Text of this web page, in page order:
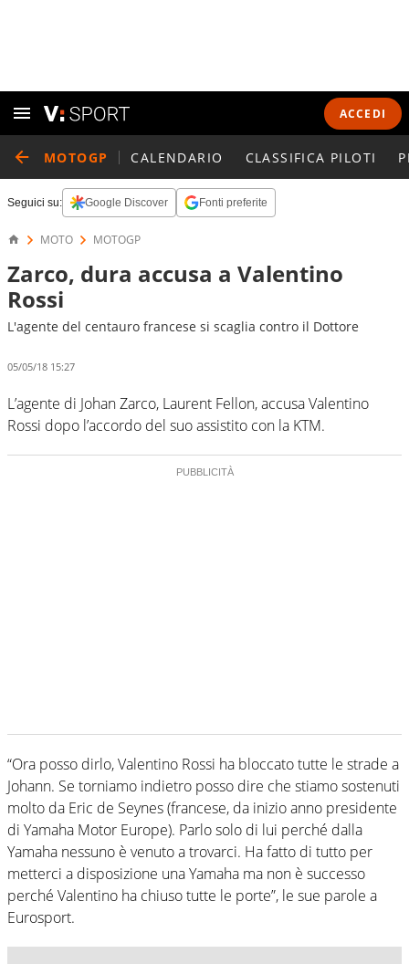
ACCEDI
MOTOGP CALENDARIO CLASSIFICA PILOTI
Seguici su: Google Discover Fonti preferite
MOTO MOTOGP
Zarco, dura accusa a Valentino
Rossi
L'agente del centauro francese si scaglia contro il Dottore
05/05/18 15:27
L’agente di Johan Zarco, Laurent Fellon, accusa Valentino
Rossi dopo l’accordo del suo assistito con la KTM.
“Ora posso dirlo, Valentino Rossi ha bloccato tutte le strade a
Johann. Se torniamo indietro posso dire che stiamo sostenuti
molto da Eric de Seynes (francese, da inizio anno presidente
di Yamaha Motor Europe). Parlo solo di lui perché dalla
Yamaha nessuno è venuto a trovarci. Ha fatto di tutto per
metterci a disposizione una Yamaha ma non è successo
perché Valentino ha chiuso tutte le porte”, le sue parole a
Eurosport.